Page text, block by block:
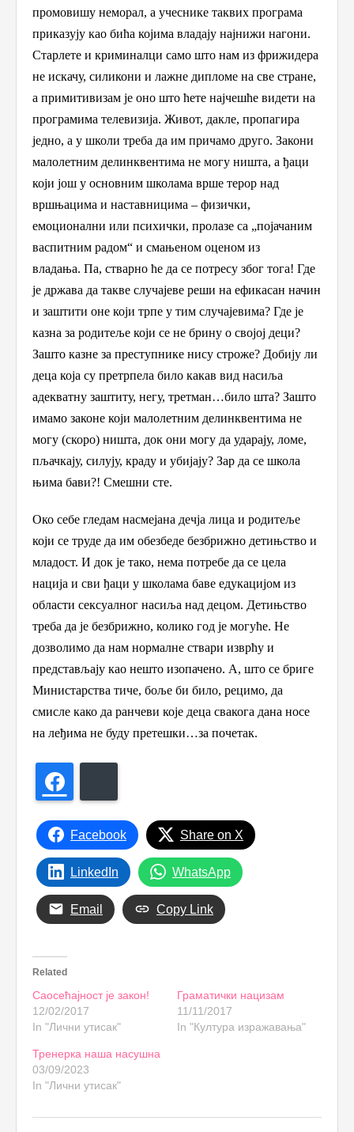
промовишу неморал, а учеснике таквих програма
приказују као бића којима владају најнижи нагони.
Старлете и криминалци само што нам из фрижидера
не искачу, силикони и лажне дипломе на све стране,
а примитивизам је оно што ћете најчешће видети на
програмима телевизија. Живот, дакле, пропагира
једно, а у школи треба да им причамо друго. Закони
малолетним делинквентима не могу ништа, а ђаци
који још у основним школама врше терор над
вршњацима и наставницима – физички,
емоционални или психички, пролазе са „појачаним
васпитним радом“ и смањеном оценом из
владања. Па, стварно ће да се потресу због тога! Где
је држава да такве случајеве реши на ефикасан начин
и заштити оне који трпе у тим случајевима? Где је
казна за родитеље који се не брину о својој деци?
Зашто казне за преступнике нису строже? Добију ли
деца која су претрпела било какав вид насиља
адекватну заштиту, негу, третман…било шта? Зашто
имамо законе који малолетним делинквентима не
могу (скоро) ништа, док они могу да ударају, ломе,
пљачкају, силују, краду и убијају? Зар да се школа
њима бави?! Смешни сте.
Око себе гледам насмејана дечја лица и родитеље
који се труде да им обезбеде безбрижно детињство и
младост. И док је тако, нема потребе да се цела
нација и сви ђаци у школама баве едукацијом из
области сексуалног насиља над децом. Детињство
треба да је безбрижно, колико год је могуће. Не
дозволимо да нам нормалне ствари изврћу и
представљају као нешто изопачено. А, што се бриге
Министарства тиче, боље би било, рецимо, да
смисле како да ранчеви које деца свакога дана носе
на леђима не буду претешки…за почетак.
Facebook Share on X
LinkedIn WhatsApp
Email Copy Link
Related
Саосећајност је закон!
12/02/2017
In "Лични утисак"
Граматички нацизам
11/11/2017
In "Култура изражавања"
Тренерка наша насушна
03/09/2023
In "Лични утисак"